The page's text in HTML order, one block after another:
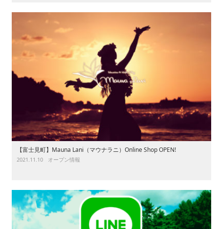
【富士見町】Mauna Lani（マウナラニ）Online Shop OPEN!
2021.11.10 オープン情報